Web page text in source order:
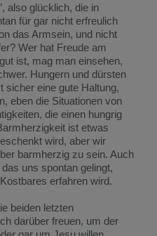
also glücklich, die in
für gar nicht erfreulich
das Armsein, und nicht
Wer hat Freude am
ist, mag man einsehen,
Hungern und dürsten
sicher eine gute Haltung,
eben die Situationen von
die einen hungrig
ist etwas
wird, aber wir
barmherzig zu sein. Auch
uns spontan gelingt,
erfahren wird.
beiden letzten
darüber freuen, um der